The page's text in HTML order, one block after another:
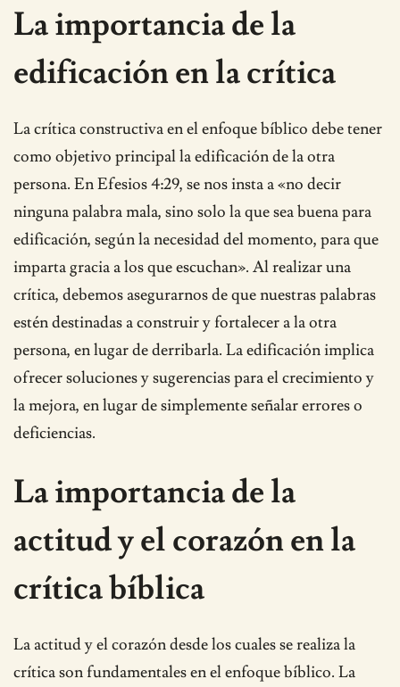
La importancia de la
edificación en la crítica
La crítica constructiva en el enfoque bíblico debe tener
como objetivo principal la edificación de la otra
persona. En Efesios 4:29, se nos insta a «no decir
ninguna palabra mala, sino solo la que sea buena para
edificación, según la necesidad del momento, para que
imparta gracia a los que escuchan». Al realizar una
crítica, debemos asegurarnos de que nuestras palabras
estén destinadas a construir y fortalecer a la otra
persona, en lugar de derribarla. La edificación implica
ofrecer soluciones y sugerencias para el crecimiento y
la mejora, en lugar de simplemente señalar errores o
deficiencias.
La importancia de la
actitud y el corazón en la
crítica bíblica
La actitud y el corazón desde los cuales se realiza la
crítica son fundamentales en el enfoque bíblico. La